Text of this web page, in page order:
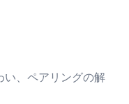
い、ペアリングの解